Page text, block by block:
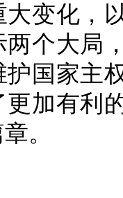
变化，
个大局
护国家主
加有利
。